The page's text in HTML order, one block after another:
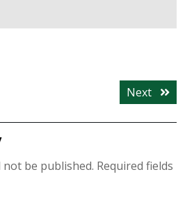
Next Next
post:
not be published. Required fields